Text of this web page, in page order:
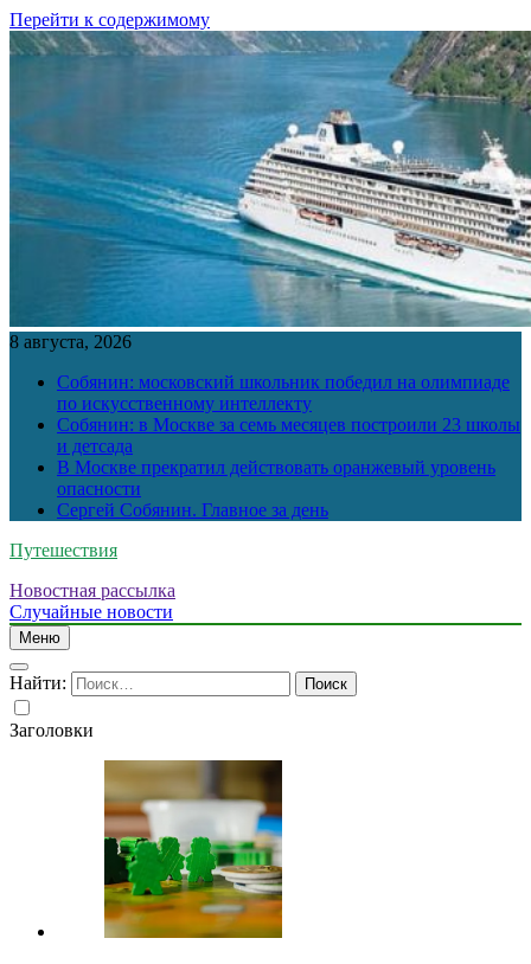
Перейти к содержимому
8 августа, 2026
Собянин: московский школьник победил на олимпиаде
по искусственному интеллекту
Собянин: в Москве за семь месяцев построили 23 школы
и детсада
В Москве прекратил действовать оранжевый уровень
опасности
Сергей Собянин. Главное за день
Путешествия
Новостная рассылка
Случайные новости
Меню
Найти:
Заголовки